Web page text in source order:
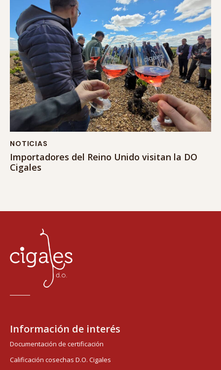
NOTICIAS
Importadores del Reino Unido visitan la DO
Cigales
Información de interés
Documentación de certificación
Calificación cosechas D.O. Cigales